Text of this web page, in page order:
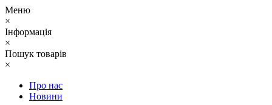
Меню
×
Інформація
×
Пошук товарів
×
Про нас
Новини